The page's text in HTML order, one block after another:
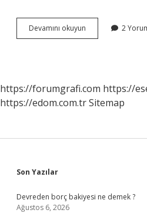
Devamını okuyun
Vücut
2
https://forumgrafi.com https://
https://edom.com.trSitemap
Sidebar
Son Yazılar
Devreden borç bakiyesi ne demek ?
Ağustos 6, 2026